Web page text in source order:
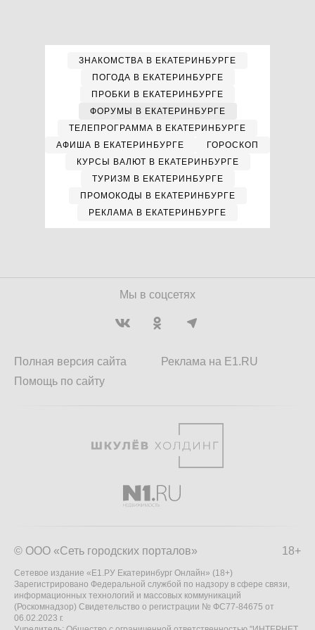
ЗНАКОМСТВА В ЕКАТЕРИНБУРГЕ
ПОГОДА В ЕКАТЕРИНБУРГЕ
ПРОБКИ В ЕКАТЕРИНБУРГЕ
ФОРУМЫ В ЕКАТЕРИНБУРГЕ
ТЕЛЕПРОГРАММА В ЕКАТЕРИНБУРГЕ
АФИША В ЕКАТЕРИНБУРГЕ
ГОРОСКОП
КУРСЫ ВАЛЮТ В ЕКАТЕРИНБУРГЕ
ТУРИЗМ В ЕКАТЕРИНБУРГЕ
ПРОМОКОДЫ В ЕКАТЕРИНБУРГЕ
РЕКЛАМА В ЕКАТЕРИНБУРГЕ
Мы в соцсетях
Полная версия сайта
Помощь по сайту
Реклама на E1.RU
18+
© ООО «Сеть городских порталов»
Сетевое издание «Е1.РУ Екатеринбург Онлайн» (18+)
Зарегистрировано Федеральной службой по надзору в сфере связи,
информационных технологий и массовых коммуникаций
(Роскомнадзор) Свидетельство о регистрации № ФС77-84675 от
06.02.2023 г.